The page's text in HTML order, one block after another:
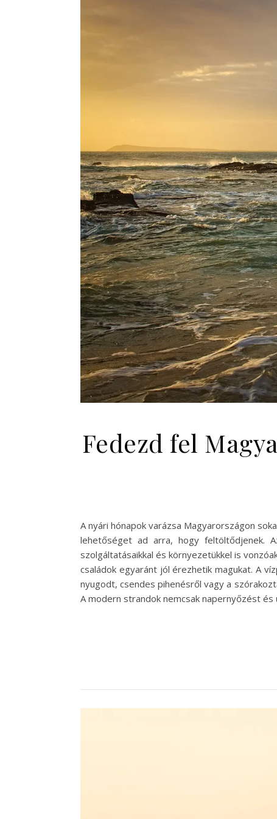
Fedezd fel
A nyári hónapok varázsa Magyarországon
lehetőséget ad arra, hogy feltöltődjenek.
szolgáltatásaikkal és környezetükkel is
családok egyaránt jól érezhetik magukat. A
nyugodt, csendes pihenésről vagy a
A modern strandok nemcsak napernyőzést és